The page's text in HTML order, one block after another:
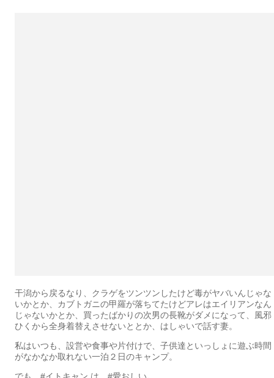
干潟から戻るなり、クラゲをツンツンしたけど毒がヤバいんじゃな
いかとか、カブトガニの甲羅が落ちてたけどアレはエイリアンなん
じゃないかとか、買ったばかりの次男の長靴がダメになって、風邪
ひくから全身着替えさせないととか、はしゃいで話す妻。
私はいつも、設営や食事や片付けで、子供達といっしょに遊ぶ時間
がなかなか取れない一泊２日のキャンプ。